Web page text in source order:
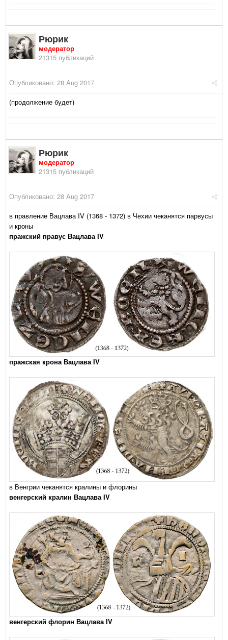
Рюрик
модератор
21315 публикаций
Опубликовано: 28 Aug 2017
(продолжение будет)
Рюрик
модератор
21315 публикаций
Опубликовано: 28 Aug 2017
в правление Вацлава IV (1368 - 1372) в Чехии чеканятся парвусы
и кроны
пражский правус Вацлава IV
пражская крона Вацлава IV
в Венгрии чеканятся кралины и флорины
венгерский кралин Вацлава IV
венгерский флорин Вацлава IV